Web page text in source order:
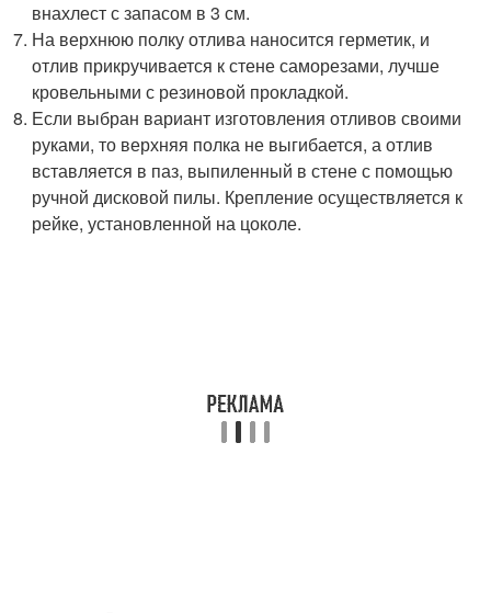
внахлест с запасом в 3 см.
На верхнюю полку отлива наносится герметик, и
отлив прикручивается к стене саморезами, лучше
кровельными с резиновой прокладкой.
Если выбран вариант изготовления отливов своими
руками, то верхняя полка не выгибается, а отлив
вставляется в паз, выпиленный в стене с помощью
ручной дисковой пилы. Крепление осуществляется к
рейке, установленной на цоколе.